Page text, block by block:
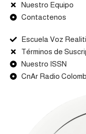
Nuestro Equipo
Contactenos
Escuela Voz
Términos de
Nuestro ISSN
CnAr Radio